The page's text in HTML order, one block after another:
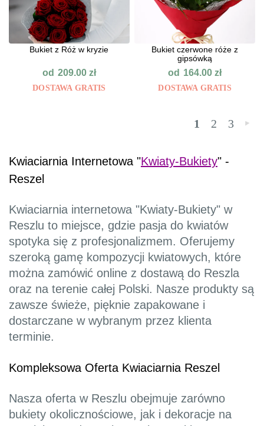
Bukiet z Róż w kryzie
od 209.00 zł
DOSTAWA GRATIS
Bukiet czerwone róże z
gipsówką
od 164.00zł
DOSTAWA GRATIS
1 2 3 »
Kwiaciarnia Internetowa "Kwiaty-Bukiety" -
Reszel
Kwiaciarnia internetowa "Kwiaty-Bukiety" w
Reszlu to miejsce, gdzie pasja do kwiatów
spotyka się z profesjonalizmem. Oferujemy
szeroką gamę kompozycji kwiatowych, które
można zamówić online z dostawą do Reszla
oraz na terenie całej Polski. Nasze produkty są
zawsze świeże, pięknie zapakowane i
dostarczane w wybranym przez klienta
terminie.
Kompleksowa Oferta Kwiaciarnia Reszel
Nasza oferta w Reszlu obejmuje zarówno
bukiety okolicznościowe, jak i dekoracje na